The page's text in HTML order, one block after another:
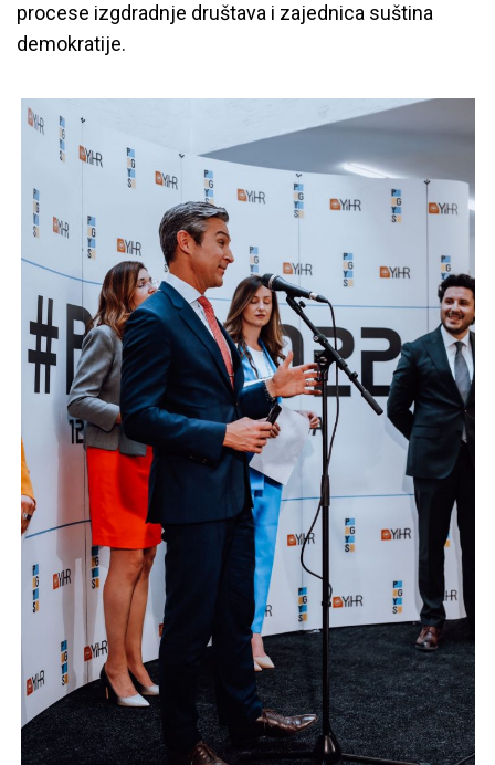
Otvoren šesti regionalni samit
mladih u Podgorici
13.05.2022 YIHR
procese izgdradnje društava i zajednica suština
demokratije.